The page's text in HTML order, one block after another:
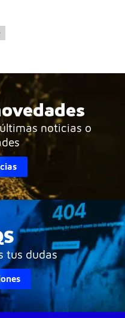
noticias o
tus dudas